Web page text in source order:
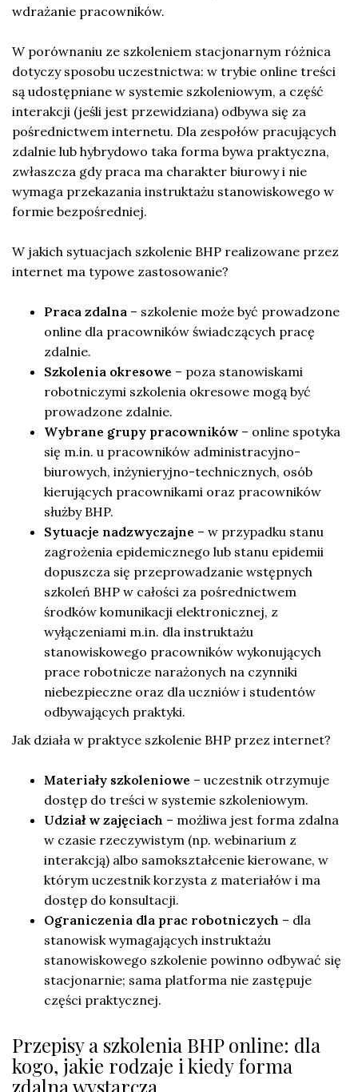
wdrażanie pracowników.
W porównaniu ze szkoleniem stacjonarnym różnica
dotyczy sposobu uczestnictwa: w trybie online treści
są udostępniane w systemie szkoleniowym, a część
interakcji (jeśli jest przewidziana) odbywa się za
pośrednictwem internetu. Dla zespołów pracujących
zdalnie lub hybrydowo taka forma bywa praktyczna,
zwłaszcza gdy praca ma charakter biurowy i nie
wymaga przekazania instruktażu stanowiskowego w
formie bezpośredniej.
W jakich sytuacjach szkolenie BHP realizowane przez
internet ma typowe zastosowanie?
Praca zdalna – szkolenie może być prowadzone
online dla pracowników świadczących pracę
zdalnie.
Szkolenia okresowe – poza stanowiskami
robotniczymi szkolenia okresowe mogą być
prowadzone zdalnie.
Wybrane grupy pracowników – online spotyka
się m.in. u pracowników administracyjno-
biurowych, inżynieryjno-technicznych, osób
kierujących pracownikami oraz pracowników
służby BHP.
Sytuacje nadzwyczajne – w przypadku stanu
zagrożenia epidemicznego lub stanu epidemii
dopuszcza się przeprowadzanie wstępnych
szkoleń BHP w całości za pośrednictwem
środków komunikacji elektronicznej, z
wyłączeniami m.in. dla instruktażu
stanowiskowego pracowników wykonujących
prace robotnicze narażonych na czynniki
niebezpieczne oraz dla uczniów i studentów
odbywających praktyki.
Jak działa w praktyce szkolenie BHP przez internet?
Materiały szkoleniowe – uczestnik otrzymuje
dostęp do treści w systemie szkoleniowym.
Udział w zajęciach – możliwa jest forma zdalna
w czasie rzeczywistym (np. webinarium z
interakcją) albo samokształcenie kierowane, w
którym uczestnik korzysta z materiałów i ma
dostęp do konsultacji.
Ograniczenia dla prac robotniczych – dla
stanowisk wymagających instruktażu
stanowiskowego szkolenie powinno odbywać się
stacjonarnie; sama platforma nie zastępuje
części praktycznej.
Przepisy a szkolenia BHP online: dla
kogo, jakie rodzaje i kiedy forma
zdalna wystarcza